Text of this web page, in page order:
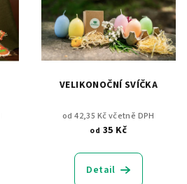
VELIKONOČNÍ SVÍČKA
od 42,35 Kč včetně DPH
od 35 Kč
Detail